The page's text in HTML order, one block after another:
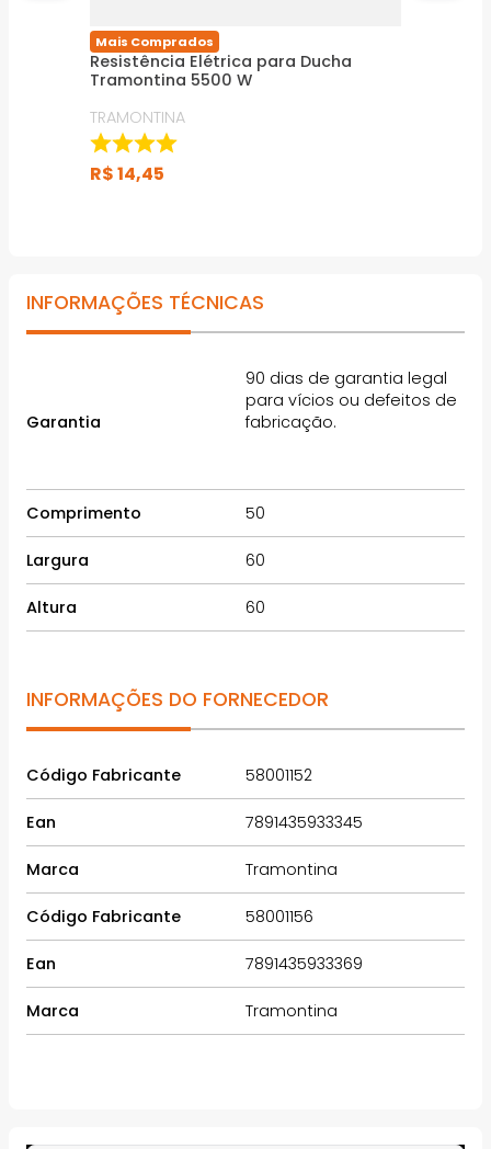
Mais Comprados
Resistência Elétrica para Ducha
Tramontina 5500 W
TRAMONTINA
R$14,45
INFORMAÇÕES TÉCNICAS
Garantia
90 dias de garantia legal
para vícios ou defeitos de
fabricação.
Comprimento 50
Largura 60
Altura 60
INFORMAÇÕES DO FORNECEDOR
Código Fabricante 58001152
Ean 7891435933345
Marca Tramontina
Código Fabricante 58001156
Ean 7891435933369
Marca Tramontina